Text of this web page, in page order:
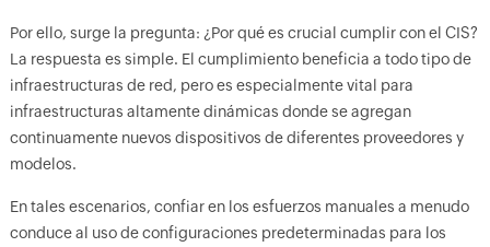
Por ello, surge la pregunta: ¿Por qué es crucial cumplir con el CIS?
La respuesta es simple. El cumplimiento beneficia a todo tipo de
infraestructuras de red, pero es especialmente vital para
infraestructuras altamente dinámicas donde se agregan
continuamente nuevos dispositivos de diferentes proveedores y
modelos.
En tales escenarios, confiar en los esfuerzos manuales a menudo
conduce al uso de configuraciones predeterminadas para los